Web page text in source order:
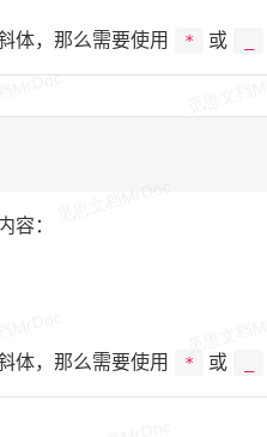
体，那么需要使用 * 或
容：
体，那么需要使用 * 或